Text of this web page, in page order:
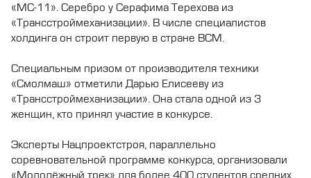
«МС-11». Серебро у Серафима Терехова из
«Трансстроймеханизации». В числе специалистов
холдинга он строит первую в стране ВСМ.
Специальным призом от производителя техники
«Смолмаш» отметили Дарью Елисееву из
«Трансстроймеханизации». Она стала одной из 3
женщин, кто принял участие в конкурсе.
Эксперты Нацпроектстроя, параллельно
соревновательной программе конкурса, организовали
«Молодёжный трек» для более 400 студентов средних